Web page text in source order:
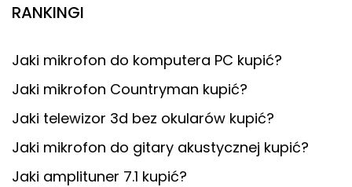
RANKINGI
Jaki mikrofon do komputera PC kupić?
Jaki mikrofon Countryman kupić?
Jaki telewizor 3d bez okularów kupić?
Jaki mikrofon do gitary akustycznej kupić?
Jaki amplituner 7.1 kupić?